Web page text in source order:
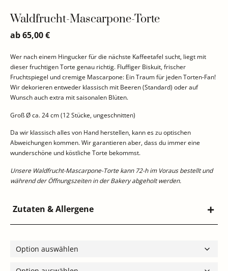
Waldfrucht-Mascarpone-Torte
ab65,00€
Wer nach einem Hingucker für die nächste Kaffeetafel sucht, liegt mit
dieser fruchtigen Torte genau richtig. Fluffiger Biskuit, frischer
Fruchtspiegel und cremige Mascarpone: Ein Traum für jeden Torten-Fan!
Wir dekorieren entweder klassisch mit Beeren (Standard) oder auf
Wunsch auch extra mit saisonalen Blüten.
Groß Ø ca. 24 cm (12 Stücke, ungeschnitten)
Da wir klassisch alles von Hand herstellen, kann es zu optischen
Abweichungen kommen. Wir garantieren aber, dass du immer eine
wunderschöne und köstliche Torte bekommst.
Unsere Waldfrucht-Mascarpone-Torte kann 72-h im Voraus bestellt und
während der Öffnungszeiten in der Bakery abgeholt werden.
Zutaten & Allergene